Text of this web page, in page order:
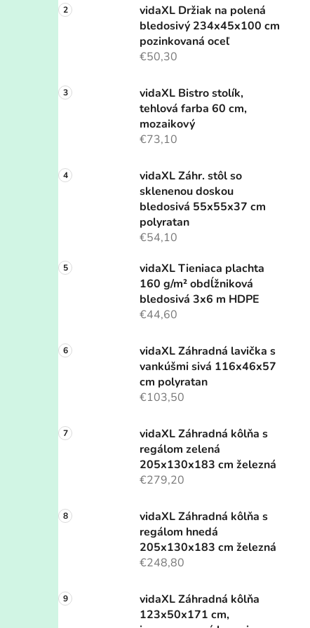
vidaXL Držiak na polená
bledosivý 234x45x100 cm
pozinkovaná oceľ
€50,30
vidaXL Bistro stolík,
tehlová farba 60 cm,
mozaikový
€73,10
vidaXL Záhr. stôl so
sklenenou doskou
bledosivá 55x55x37 cm
polyratan
€54,10
vidaXL Tieniaca plachta
160 g/m² obdĺžniková
bledosivá 3x6 m HDPE
€44,60
vidaXL Záhradná lavička s
vankúšmi sivá 116x46x57
cm polyratan
€103,50
vidaXL Záhradná kôlňa s
regálom zelená
205x130x183 cm železná
€279,20
vidaXL Záhradná kôlňa s
regálom hnedá
205x130x183 cm železná
€248,80
vidaXL Záhradná kôlňa
123x50x171 cm,